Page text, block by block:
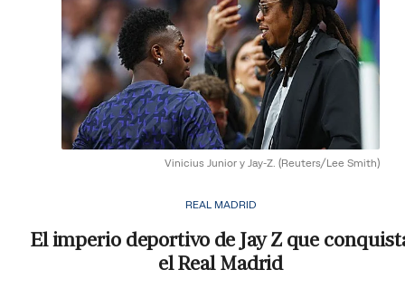
Vinicius Junior y Jay-Z. (Reuters/Lee Smith)
REAL MADRID
El imperio deportivo de Jay Z que
el Real Madrid